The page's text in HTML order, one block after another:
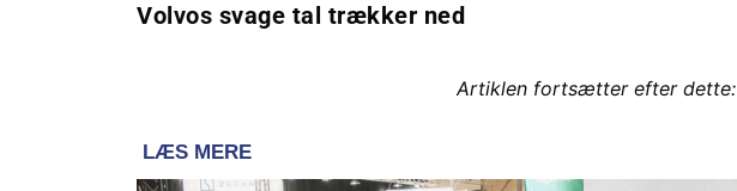
Volvos svage tal trækker ned
Artiklen fortsætter efter dette: